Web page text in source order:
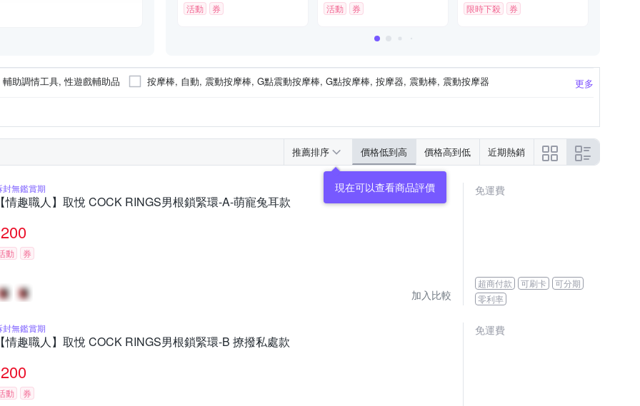
活動 券 活動 券 限時下殺 券
更多
助調情工具, 性遊戲輔助品
按摩棒, 自動, 震動按摩棒, G點震動按摩棒, G點按摩棒, 按摩器, 震動棒, 震動按摩器
推薦排序 價格低到高 價格高到低 近期熱銷
現在可以查看商品評價
封無鑑賞期
情趣職人】取悅 COCK RINGS男根鎖緊環-A-萌寵兔耳款
200
動 券
加入比較
免運費
超商付款 可刷卡
可分期
零利率
封無鑑賞期
情趣職人】取悅 COCK RINGS男根鎖緊環-B 撩撥私處款
200
動 券
免運費